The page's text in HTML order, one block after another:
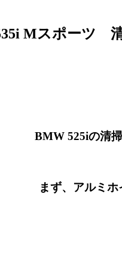
Mスポーツ
BMW 525iの清
まず、アルミホ